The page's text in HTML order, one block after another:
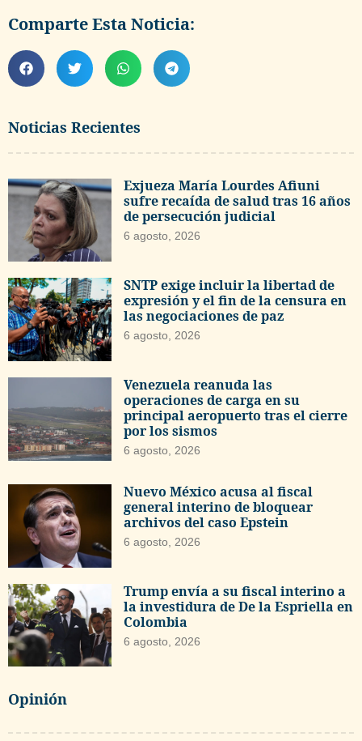
Noticias Recientes
Exjueza María Lourdes Afiuni
sufre recaída de salud tras 16 años
de persecución judicial
6 agosto, 2026
SNTP exige incluir la libertad de
expresión y el fin de la censura en
las negociaciones de paz
6 agosto, 2026
Venezuela reanuda las
operaciones de carga en su
principal aeropuerto tras el cierre
por los sismos
6 agosto, 2026
Nuevo México acusa al fiscal
general interino de bloquear
archivos del caso Epstein
6 agosto, 2026
Trump envía a su fiscal interino a
la investidura de De la Espriella en
Colombia
6 agosto, 2026
Opinión
Comparte Esta Noticia: